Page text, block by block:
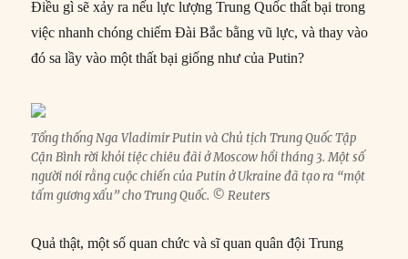
Điều gì sẽ xảy ra nếu lực lượng Trung Quốc thất bại trong
việc nhanh chóng chiếm Đài Bắc bằng vũ lực, và thay vào
đó sa lầy vào một thất bại giống như của Putin?
Tổng thống Nga Vladimir Putin và Chủ tịch Trung Quốc Tập
Cận Bình rời khỏi tiệc chiêu đãi ở Moscow hồi tháng 3. Một số
người nói rằng cuộc chiến của Putin ở Ukraine đã tạo ra “một
tấm gương xấu” cho Trung Quốc. © Reuters
Quả thật, một số quan chức và sĩ quan quân đội Trung